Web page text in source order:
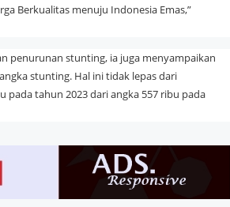
Berkualitas menuju Indonesia Emas,”
penurunan stunting, ia juga menyampaikan
stunting. Hal ini tidak lepas dari
tahun 2023 dari angka 557 ribu pada